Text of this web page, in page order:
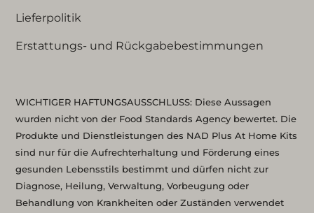
WICHTIGER HAFTUNGSAUSSCHLUSS: Diese Aussagen
wurden nicht von der Food Standards Agency bewertet. Die
Produkte und Dienstleistungen des NAD Plus At Home Kits
sind nur für die Aufrechterhaltung und Förderung eines
gesunden Lebensstils bestimmt und dürfen nicht zur
Diagnose, Heilung, Verwaltung, Vorbeugung oder
Behandlung von Krankheiten oder Zuständen verwendet
Lieferpolitik
Erstattungs- und Rückgabebestimmungen